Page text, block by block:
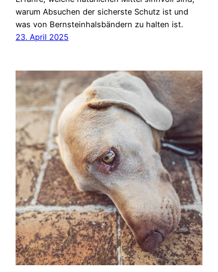
warum Absuchen der sicherste Schutz ist und
was von Bernsteinhalsbändern zu halten ist.
23. April 2025